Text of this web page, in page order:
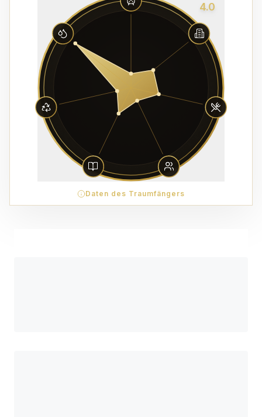
4.0
Daten des Traumfängers